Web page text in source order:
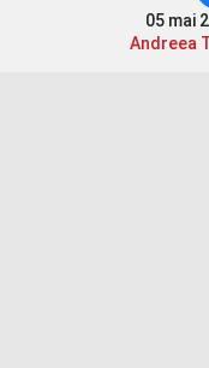
05 mai
Andreea